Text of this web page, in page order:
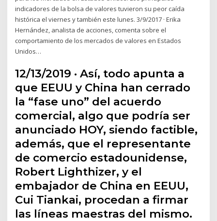
indicadores de la bolsa de valores tuvieron su peor caída
histórica el viernes y también este lunes. 3/9/2017 · Erika
Hernández, analista de acciones, comenta sobre el
comportamiento de los mercados de valores en Estados
Unidos…
12/13/2019 · Así, todo apunta a
que EEUU y China han cerrado
la “fase uno” del acuerdo
comercial, algo que podría ser
anunciado HOY, siendo factible,
además, que el representante
de comercio estadounidense,
Robert Lighthizer, y el
embajador de China en EEUU,
Cui Tiankai, procedan a firmar
las líneas maestras del mismo.